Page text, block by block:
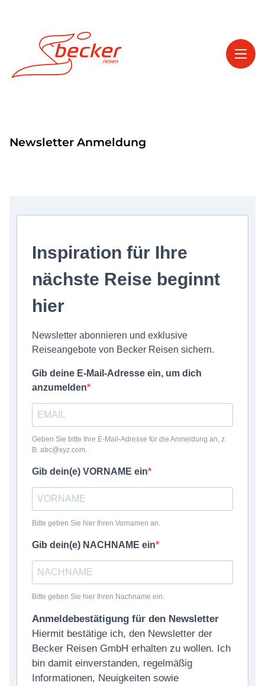
Service
Start
Mehrtagesfahrten
Bus mieten
Gutscheine
Service & Kontakt
Newsletter Anmeldung
Inspiration für Ihre
nächste Reise beginnt
hier
Newsletter abonnieren und exklusive
Reiseangebote von Becker Reisen sichern.
Gib deine E-Mail-Adresse ein, um dich
anzumelden
Geben Sie bitte Ihre E-Mail-Adresse für die Anmeldung an, z.
B. abc@xyz.com.
Gib dein(e) VORNAME ein
Bitte geben Sie hier Ihren Vornamen an.
Gib dein(e) NACHNAME ein
Bitte geben Sie hier Ihren Nachname ein.
Anmeldebestätigung für den Newsletter
Hiermit bestätige ich, den Newsletter der
Becker Reisen GmbH erhalten zu wollen. Ich
bin damit einverstanden, regelmäßig
Informationen, Neuigkeiten sowie